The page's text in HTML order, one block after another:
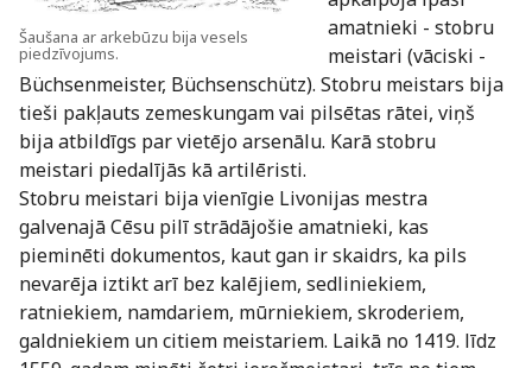
Šaušana ar arkebūzu bija vesels
piedzīvojums.
amatnieki - stobru
meistari (vāciski -
Büchsenmeister, Büchsenschütz). Stobru meistars bija
tieši pakļauts zemeskungam vai pilsētas rātei, viņš
bija atbildīgs par vietējo arsenālu. Karā stobru
meistari piedalījās kā artilēristi.
Stobru meistari bija vienīgie Livonijas mestra
galvenajā Cēsu pilī strādājošie amatnieki, kas
pieminēti dokumentos, kaut gan ir skaidrs, ka pils
nevarēja iztikt arī bez kalējiem, sedliniekiem,
ratniekiem, namdariem, mūrniekiem, skroderiem,
galdniekiem un citiem meistariem. Laikā no 1419. līdz